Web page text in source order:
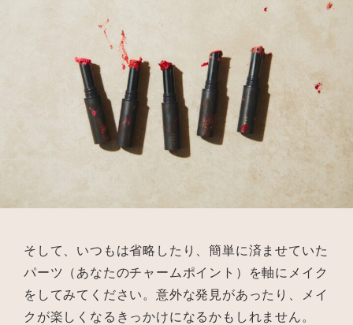
そして、いつもは省略したり、簡単に済ませていた
パーツ（あなたのチャームポイント）を軸にメイク
をしてみてください。意外な発見があったり、メイ
クが楽しくなるきっかけになるかもしれません。